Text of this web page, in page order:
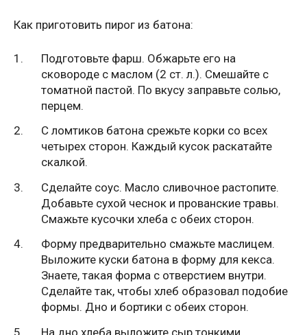
Как приготовить пирог из батона:
Подготовьте фарш. Обжарьте его на
сковороде с маслом (2 ст. л.). Смешайте с
томатной пастой. По вкусу заправьте солью,
перцем.
С ломтиков батона срежьте корки со всех
четырех сторон. Каждый кусок раскатайте
скалкой.
Сделайте соус. Масло сливочное растопите.
Добавьте сухой чеснок и прованские травы.
Смажьте кусочки хлеба с обеих сторон.
Форму предварительно смажьте маслицем.
Выложите куски батона в форму для кекса.
Знаете, такая форма с отверстием внутри.
Сделайте так, чтобы хлеб образовал подобие
формы. Дно и бортики с обеих сторон.